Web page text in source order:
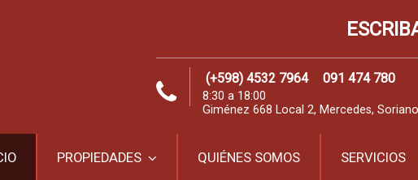
(+598) 4532 7964 091 474 780
8:30 a 18:00
Giménez 668 Local 2, Mercedes,
PROPIEDADES QUIÉNES SOMOS SERVICIOS